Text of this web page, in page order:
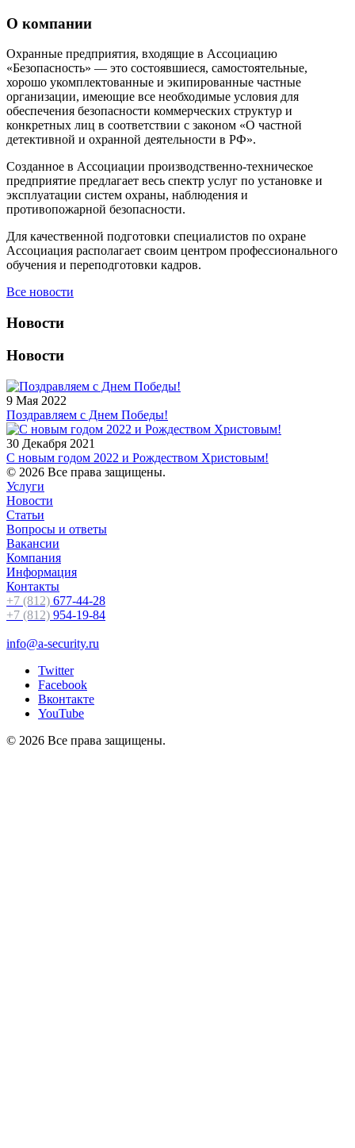
О компании
Охранные предприятия, входящие в Ассоциацию
«Безопасность» — это состоявшиеся, самостоятельные,
хорошо укомплектованные и экипированные частные
организации, имеющие все необходимые условия для
обеспечения безопасности коммерческих структур и
конкретных лиц в соответствии с законом «О частной
детективной и охранной деятельности в РФ».
Созданное в Ассоциации производственно-техническое
предприятие предлагает весь спектр услуг по установке и
эксплуатации систем охраны, наблюдения и
противопожарной безопасности.
Для качественной подготовки специалистов по охране
Ассоциация располагает своим центром профессионального
обучения и переподготовки кадров.
Все новости
Новости
Новости
9 Мая 2022
Поздравляем с Днем Победы!
30 Декабря 2021
С новым годом 2022 и Рождеством Христовым!
© 2026 Все права защищены.
Услуги
Новости
Статьи
Вопросы и ответы
Вакансии
Компания
Информация
Контакты
+7 (812) 677-44-28
+7 (812) 954-19-84
info@a-security.ru
Twitter
Facebook
Вконтакте
YouTube
© 2026 Все права защищены.